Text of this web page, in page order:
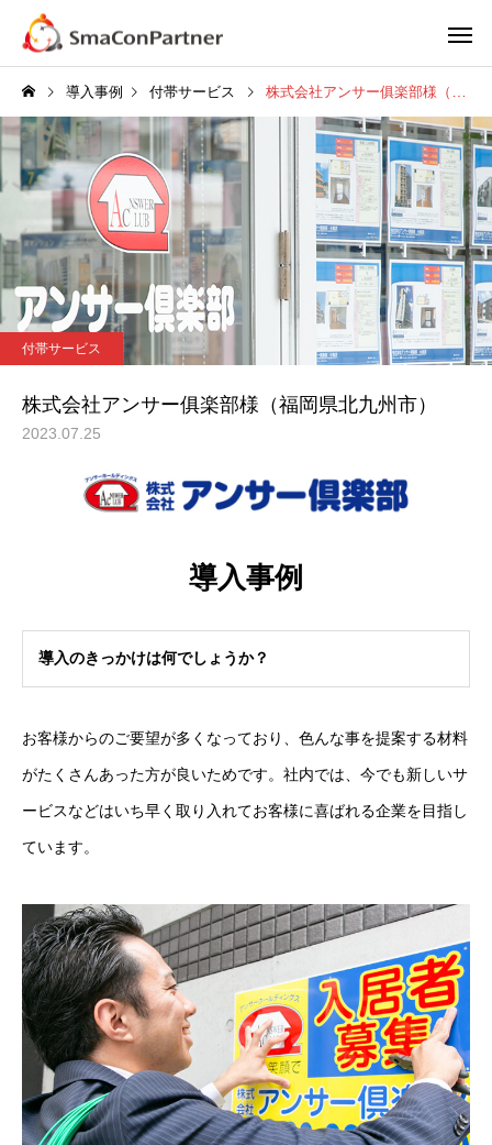
導入費用0円 付帯収益
付帯サービス
株式会社アンサー俱楽部様
（福岡県北九州市）
導入事例 付帯サービス 株式会社アンサー俱楽部様（福岡県北九州市）
付帯サービス
株式会社アンサー俱楽部様（福岡県北九州市）
2023.07.25
導入事例
導入のきっかけは何でしょうか？
お客様からのご要望が多くなっており、色んな事を提案する材料
がたくさんあった方が良いためです。社内では、今でも新しいサ
ービスなどはいち早く取り入れてお客様に喜ばれる企業を目指し
ています。